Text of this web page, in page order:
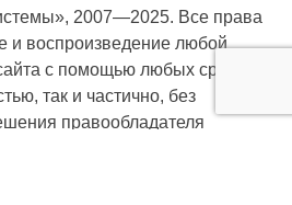
2007—2025. Все права
воспроизведение любой
с помощью любых средств и в
так и частично, без
правообладателя